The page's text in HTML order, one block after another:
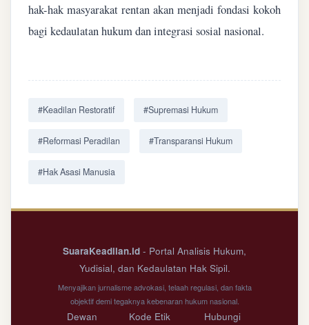
hak-hak masyarakat rentan akan menjadi fondasi kokoh
bagi kedaulatan hukum dan integrasi sosial nasional.
#Keadilan Restoratif #Supremasi Hukum
#Reformasi Peradilan #Transparansi Hukum
#Hak Asasi Manusia
SuaraKeadilan.id - Portal Analisis Hukum,
Yudisial, dan Kedaulatan Hak Sipil.
Menyajikan jurnalisme advokasi, telaah regulasi, dan fakta
objektif demi tegaknya kebenaran hukum nasional.
Dewan Kode Etik Hubungi